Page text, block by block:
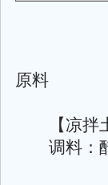
原料
【凉拌土
调料：醋